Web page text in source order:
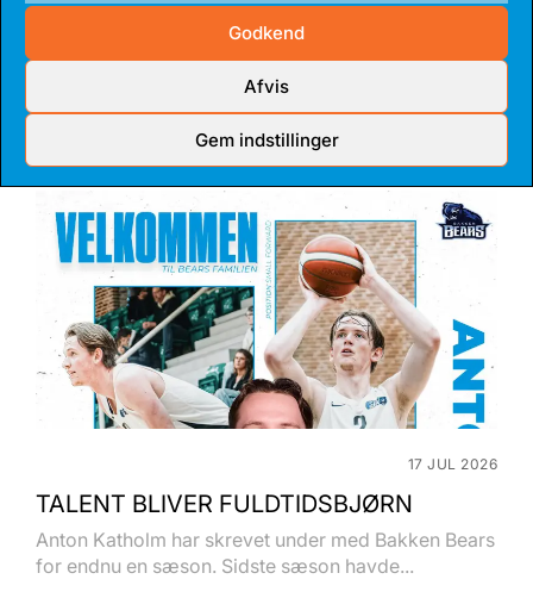
Godkend
Afvis
Gem indstillinger
27 JUL 2026
BEARS HENTER ATLETISK GUARD
Den 185 cm høje amerikanske guard, Myles Corey,
har indgået en 1-årig aftale med...
17 JUL 2026
TALENT BLIVER FULDTIDSBJØRN
Anton Katholm har skrevet under med Bakken Bears
for endnu en sæson. Sidste sæson havde...